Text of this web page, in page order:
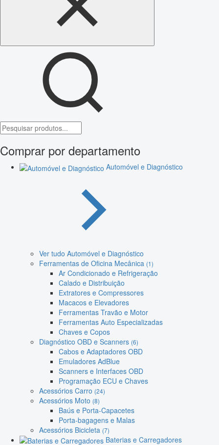
Comprar por departamento
Automóvel e Diagnóstico
Ver tudo Automóvel e Diagnóstico
Ferramentas de Oficina Mecânica (1)
Ar Condicionado e Refrigeração
Calado e Distribuição
Extratores e Compressores
Macacos e Elevadores
Ferramentas Travão e Motor
Ferramentas Auto Especializadas
Chaves e Copos
Diagnóstico OBD e Scanners (6)
Cabos e Adaptadores OBD
Emuladores AdBlue
Scanners e Interfaces OBD
Programação ECU e Chaves
Acessórios Carro (24)
Acessórios Moto (8)
Baús e Porta-Capacetes
Porta-bagagens e Malas
Acessórios Bicicleta (7)
Baterias e Carregadores